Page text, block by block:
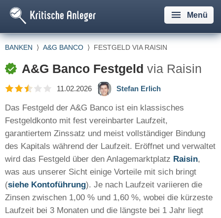
Menü
BANKEN ⟩ A&G BANCO ⟩ FESTGELD VIA RAISIN
A&G Banco Festgeld via Raisin
11.02.2026 Stefan Erlich
Das Festgeld der A&G Banco ist ein klassisches
Festgeldkonto mit fest vereinbarter Laufzeit,
garantiertem Zinssatz und meist vollständiger Bindung
des Kapitals während der Laufzeit. Eröffnet und verwaltet
wird das Festgeld über den Anlagemarktplatz Raisin,
was aus unserer Sicht einige Vorteile mit sich bringt
(siehe Kontoführung). Je nach Laufzeit variieren die
Zinsen zwischen 1,00 % und 1,60 %, wobei die kürzeste
Laufzeit bei 3 Monaten und die längste bei 1 Jahr liegt